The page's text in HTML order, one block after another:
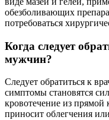
обезболивающих
потребоваться
Когда следует
мужчин?
Следует обратиться к
симптомы становятся
кровотечение из прямой
приносит облегчения